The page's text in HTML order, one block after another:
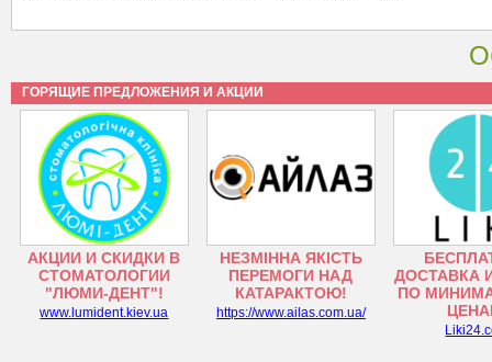
ГОРЯЩИЕ ПРЕДЛОЖЕНИЯ И АКЦИИ
АКЦИИ И СКИДКИ В
СТОМАТОЛОГИИ
"ЛЮМИ-ДЕНТ"!
www.lumident.kiev.ua
НЕЗМІННА ЯКІСТЬ
ПЕРЕМОГИ НАД
КАТАРАКТОЮ!
https://www.ailas.com.ua/
ДОСТАВКА
ПО